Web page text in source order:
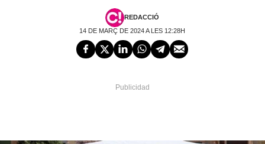
REDACCIÓ
14 DE MARÇ DE 2024 A LES 12:28H